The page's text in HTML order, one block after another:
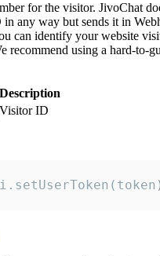
for the visitor. JivoChat
in any way but sends it in
can identify your website
recommend using a hard-to-
Description
Visitor ID